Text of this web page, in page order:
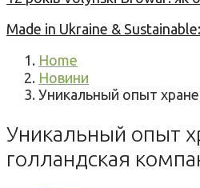
Made in Ukraine &
Home
Новини
Уникальный опыт
Уникальный опыт
голландская